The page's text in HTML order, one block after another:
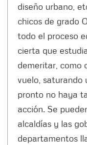
diseño urbano,
chicos de grado
todo el proceso
cierta que
demeritar, como
vuelo, saturando
pronto no haya
acción. Se
alcaldías y las
departamentos